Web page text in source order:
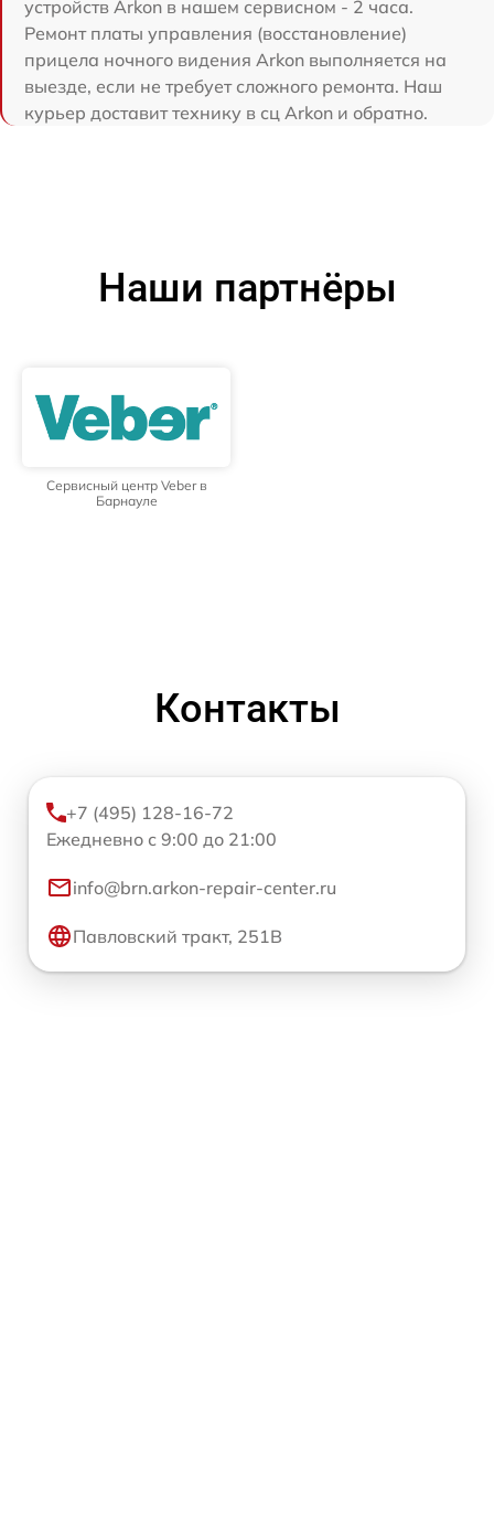
устройств Arkon в нашем сервисном - 2 часа.
Ремонт платы управления (восстановление)
прицела ночного видения Arkon выполняется на
выезде, если не требует сложного ремонта. Наш
курьер доставит технику в сц Arkon и обратно.
Наши партнёры
Сервисный центр Veber в
Барнауле
Контакты
+7 (495) 128-16-72
Ежедневно с 9:00 до 21:00
info@brn.arkon-repair-center.ru
Павловский тракт, 251В